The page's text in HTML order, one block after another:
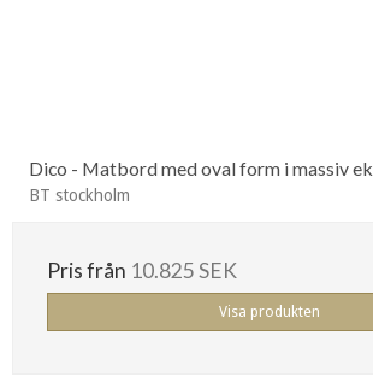
Dico - Matbord med oval form i massiv ek
BT stockholm
Pris från 10.825 SEK
Visa produkten